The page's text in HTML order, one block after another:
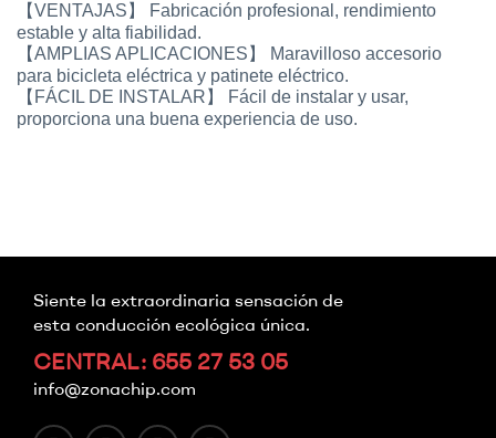
【VENTAJAS】 Fabricación profesional, rendimiento
estable y alta fiabilidad.
【AMPLIAS APLICACIONES】 Maravilloso accesorio
para bicicleta eléctrica y patinete eléctrico.
【FÁCIL DE INSTALAR】 Fácil de instalar y usar,
proporciona una buena experiencia de uso.
Siente la extraordinaria sensación de
esta conducción ecológica única.
CENTRAL: 655 27 53 05
info@zonachip.com